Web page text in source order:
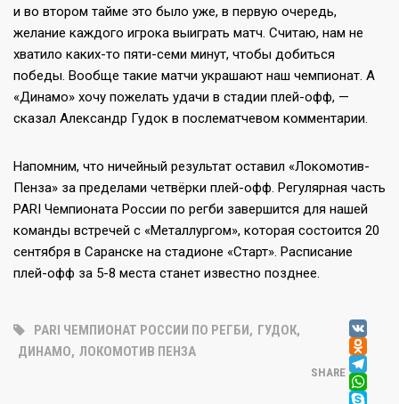
и во втором тайме это было уже, в первую очередь,
желание каждого игрока выиграть матч. Считаю, нам не
хватило каких-то пяти-семи минут, чтобы добиться
победы. Вообще такие матчи украшают наш чемпионат. А
«Динамо» хочу пожелать удачи в стадии плей-офф, —
сказал Александр Гудок в послематчевом комментарии.
Напомним, что ничейный результат оставил «Локомотив-
Пенза» за пределами четвёрки плей-офф. Регулярная часть
PARI Чемпионата России по регби завершится для нашей
команды встречей с «Металлургом», которая состоится 20
сентября в Саранске на стадионе «Старт». Расписание
плей-офф за 5-8 места станет известно позднее.
PARI ЧЕМПИОНАТ РОССИИ ПО РЕГБИ, ГУДОК,
ДИНАМО, ЛОКОМОТИВ ПЕНЗА
SHARE